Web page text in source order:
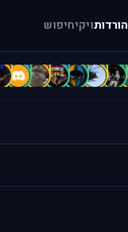
הורדותויקיחיפוש
A
A
A
b
B
B
b